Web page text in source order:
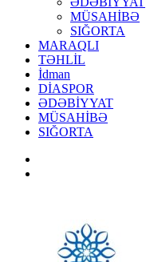
MÜSAHİBƏ
SIĞORTA
MARAQLI
TƏHLİL
İdman
DİASPOR
ƏDƏBİYYAT
MÜSAHİBƏ
SIĞORTA